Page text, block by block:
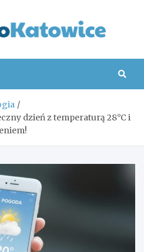
dzień z temperaturą 28°C i